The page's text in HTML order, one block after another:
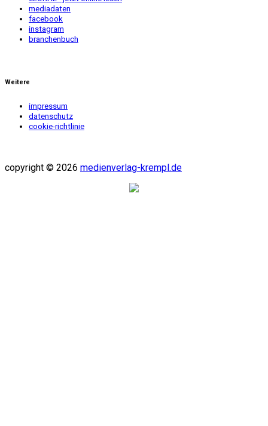
mediadaten
facebook
instagram
branchenbuch
Weitere
impressum
datenschutz
cookie-richtlinie
copyright © 2026 medienverlag-krempl.de